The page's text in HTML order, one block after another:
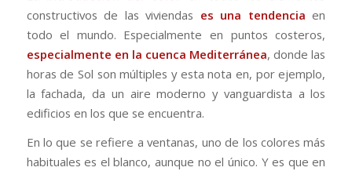
constructivos de las viviendas es una tendencia en
todo el mundo. Especialmente en puntos costeros,
especialmente en la cuenca Mediterránea, donde las
horas de Sol son múltiples y esta nota en, por ejemplo,
la fachada, da un aire moderno y vanguardista a los
edificios en los que se encuentra.
En lo que se refiere a ventanas, uno de los colores más
habituales es el blanco, aunque no el único. Y es que en